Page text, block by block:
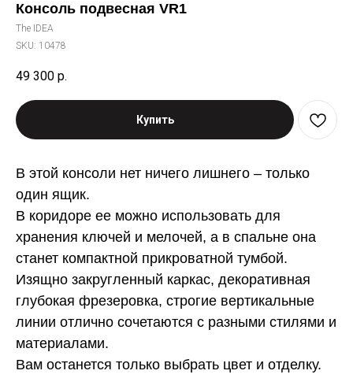
Консоль подвесная VR1
The IDEA
SKU: 10478
49 300 р.
Купить
В этой консоли нет ничего лишнего – только
один ящик.
В коридоре ее можно использовать для
хранения ключей и мелочей, а в спальне она
станет компактной прикроватной тумбой.
Изящно закругленный каркас, декоративная
глубокая фрезеровка, строгие вертикальные
линии отлично сочетаются с разными стилями и
материалами.
Вам останется только выбрать цвет и отделку.